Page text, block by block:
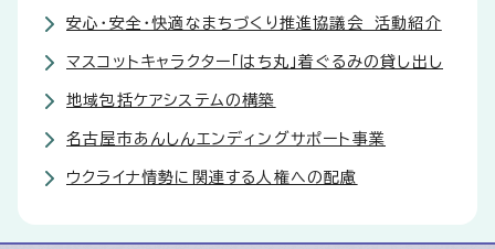
安心・安全・快適なまちづくり推進協議会 活動紹介
マスコットキャラクター「はち丸」着ぐるみの貸し出し
地域包括ケアシステムの構築
名古屋市あんしんエンディングサポート事業
ウクライナ情勢に関連する人権への配慮